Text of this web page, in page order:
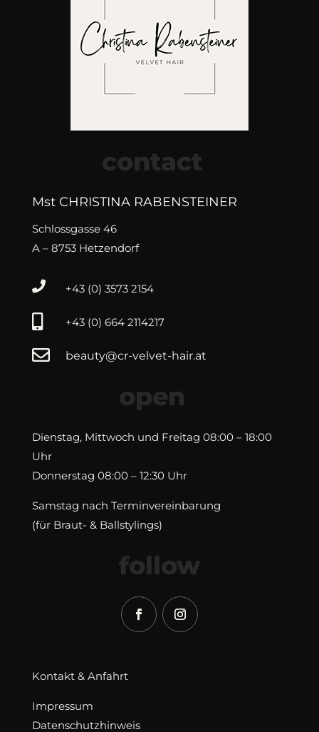
contact
Mst CHRISTINA RABENSTEINER
Schlossgasse 46
A – 8753 Hetzendorf
 +43 (0) 3573 2154
+43 (0) 664 2114217
 beauty@cr-velvet-hair.at
open
Dienstag, Mittwoch und Freitag 08:00 – 18:00
Uhr
Donnerstag 08:00 – 12:30 Uhr
Samstag nach Terminvereinbarung
(für Braut- & Ballstylings)
follow
Kontakt & Anfahrt
Impressum
Datenschutzhinweis